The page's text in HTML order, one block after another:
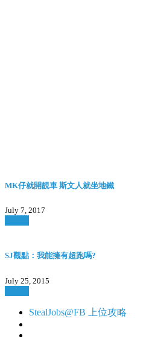
MK仔就開靚車 斯文人就坐地鐵
July 7, 2017
SJ觀點：我能擁有超跑嗎?
July 25, 2015
StealJobs@FB 上位攻略